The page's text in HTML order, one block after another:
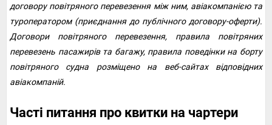
договору повітряного перевезення між ним, авіакомпанією та
туроператором (приєднання до публічного договору-оферти).
Договори повітряного перевезення, правила повітряних
перевезень пасажирів та багажу, правила поведінки на борту
повітряного судна розміщено на веб-сайтах відповідних
авіакомпаній.
Часті питання про квитки на чартери